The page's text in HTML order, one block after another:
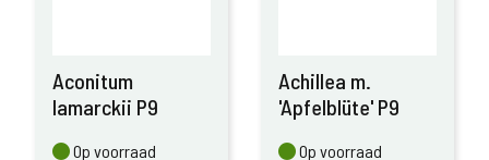
Aconitum
lamarckii P9
Op voorraad
Op voorraad
Achillea m.
'Apfelblüte' P9
Op voorraad
Op voorraad